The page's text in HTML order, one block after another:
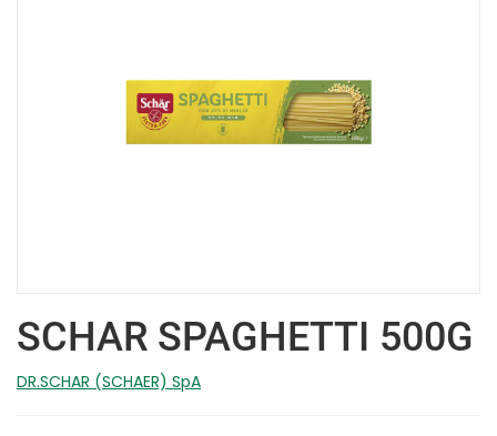
SCHAR SPAGHETTI 500G
DR.SCHAR (SCHAER) SpA